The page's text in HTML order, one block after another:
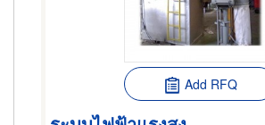
Add RFQ